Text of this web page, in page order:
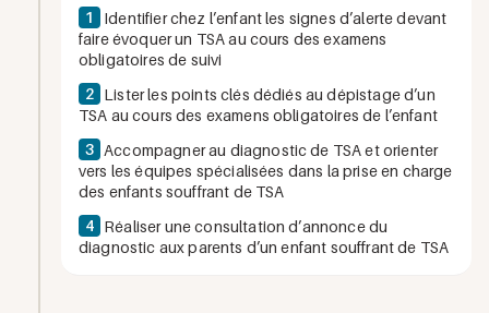
1
Identifier chez l’enfant les signes d’alerte devant
faire évoquer un TSA au cours des examens
obligatoires de suivi
2 Lister les points clés dédiés au dépistage d’un
TSA au cours des examens obligatoires de l’enfant
3 Accompagner au diagnostic de TSA et orienter
vers les équipes spécialisées dans la prise en charge
des enfants souffrant de TSA
4 Réaliser une consultation d’annonce du
diagnostic aux parents d’un enfant souffrant de TSA